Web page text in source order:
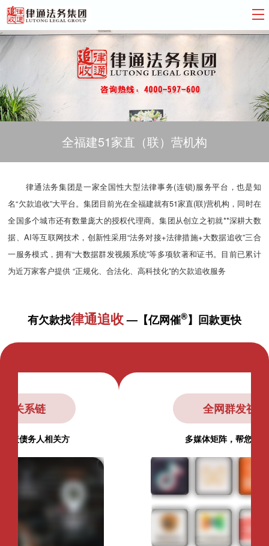
全福建51家直（联）营机构
律通法务集团是一家全国性大型法律事务(连锁)服务平台，也是知
名“欠款追收”大平台。集团目前光在全福建就有51家直(联)营机构，同时在
全国多个城市还有数量庞大的授权代理商。集团从创立之初就**深耕大数
据、AI等互联网技术，创新性采用“法务对接+法律措施+大数据追收”三合
一服务模式，拥有“大数据群发视频系统”等多项软著和证书。目前已累计
为近万家客户提供 “正规化、合法化、高科技化”的欠款追收服务
有欠款找律通追收—【亿网催®】回款更快
锁定债务人关系链
全方位推送，快速覆盖债务人相关方